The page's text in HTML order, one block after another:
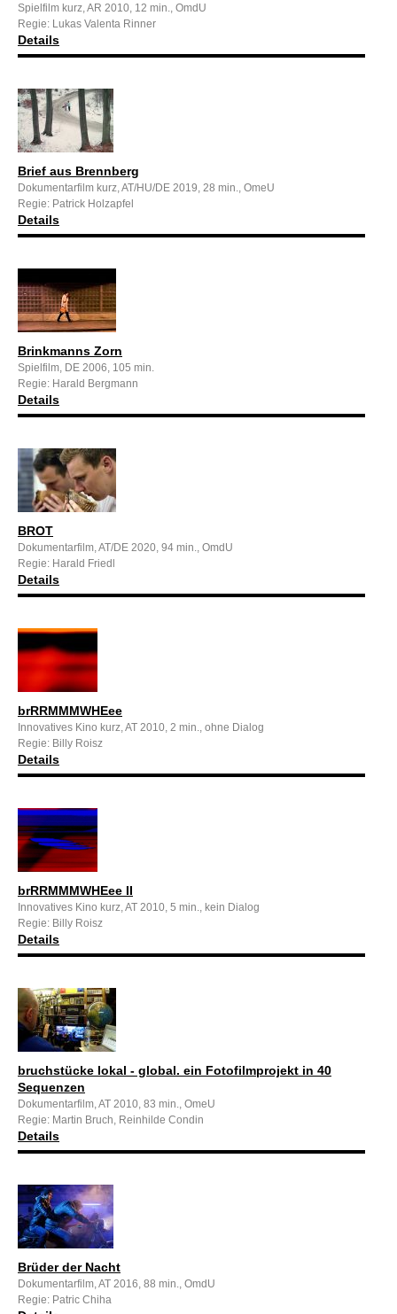
Spielfilm kurz, AR 2010, 12 min., OmdU
Regie: Lukas Valenta Rinner
Details
Brief aus Brennberg
Dokumentarfilm kurz, AT/HU/DE 2019, 28 min., OmeU
Regie: Patrick Holzapfel
Details
Brinkmanns Zorn
Spielfilm, DE 2006, 105 min.
Regie: Harald Bergmann
Details
BROT
Dokumentarfilm, AT/DE 2020, 94 min., OmdU
Regie: Harald Friedl
Details
brRRMMMWHEee
Innovatives Kino kurz, AT 2010, 2 min., ohne Dialog
Regie: Billy Roisz
Details
brRRMMMWHEee II
Innovatives Kino kurz, AT 2010, 5 min., kein Dialog
Regie: Billy Roisz
Details
bruchstücke lokal - global. ein Fotofilmprojekt in 40
Sequenzen
Dokumentarfilm, AT 2010, 83 min., OmeU
Regie: Martin Bruch, Reinhilde Condin
Details
Brüder der Nacht
Dokumentarfilm, AT 2016, 88 min., OmdU
Regie: Patric Chiha